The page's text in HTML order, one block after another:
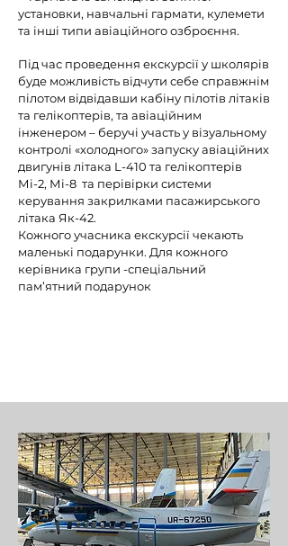
установки, навчальні гармати, кулемети
та інші типи авіаційного озброєння.
Під час проведення екскурсії у школярів
буде можливість відчути себе справжнім
пілотом відвідавши кабіну пілотів літаків
та гелікоптерів, та авіаційним
інженером – беручі участь у візуальному
контролі «холодного» запуску авіаційних
двигунів літака L-410 та гелікоптерів
Мі-2, Мі-8 та перівірки системи
керування закрилками пасажирського
літака Як-42.
​Кожного учасника екскурсії чекають
маленькі подарунки. Для кожного
керівника групи -спеціальний
пам’ятний подарунок